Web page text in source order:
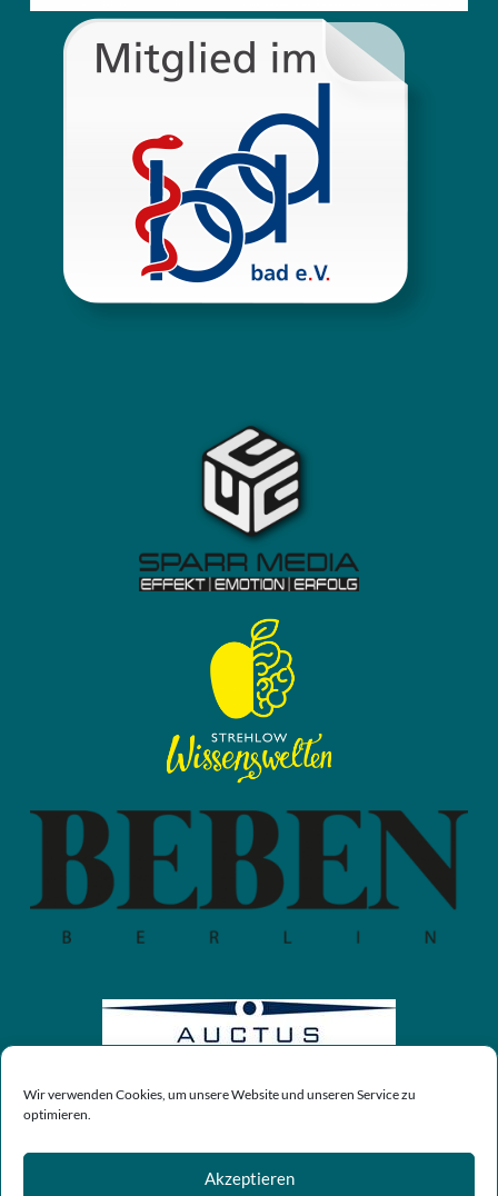
Wir verwenden Cookies, um unsere Website und unseren Service zu
optimieren.
Akzeptieren